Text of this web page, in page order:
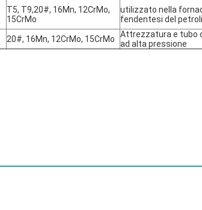
T5, T9,20#, 16Mn, 12CrMo,
15CrMo
utilizzato nella
fendentesi del
20#, 16Mn, 12CrMo, 15CrMo
Attrezzatura e tubo
ad alta pressione